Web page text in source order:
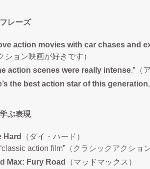
レーズ
action movies with car chases and
ション映画が好きです）
action scenes were really intense.”（
the best action star of this generation.
ぶ表現
Hard
（ダイ・ハード）
action film”（クラシックアクション
Max: Fury Road
（マッドマックス）